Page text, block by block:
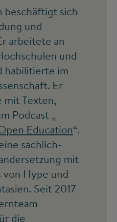
beschäftigt sich
und
arbeitete an
und
habilitierte im
Er
mit Texten,
Podcast „
Education“.
sachlich-
mit
von Hype und
Seit 2017
die